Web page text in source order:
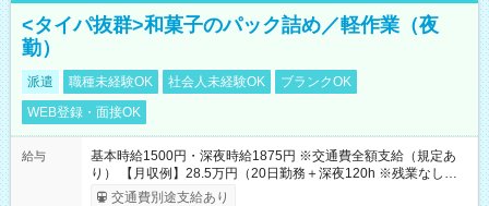
<タイパ抜群>和菓子のパック詰め／軽作業（夜
勤）
派遣 職種未経験OK 社会人未経験OK
ブランクOK
WEB登録・面接OK
給与
基本時給1500円・深夜時給1875円 ※交通費全額支給（規定あ
り） 【月収例】28.5万円（20日勤務＋深夜120h ※残業なしの場
合）交通費別途支給あり